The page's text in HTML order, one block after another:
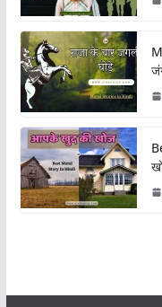
o
o
k
o
n